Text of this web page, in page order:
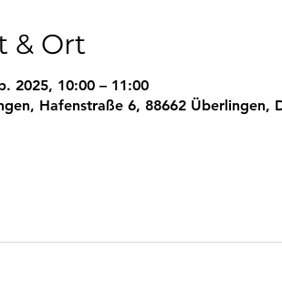
& Ort
2025, 10:00 – 11:00
Hafenstraße 6, 88662 Überlingen,